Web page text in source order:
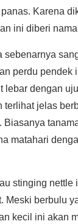
Karena
ini diberi nama
sebenarnya
perdu pendek
lebar dengan
terlihat jelas
Biasanya
matahari
stinging nettle
Meski berbulu
kecil ini akan